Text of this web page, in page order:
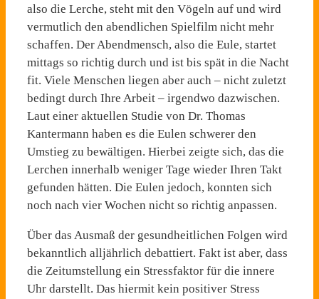
also die Lerche, steht mit den Vögeln auf und wird
vermutlich den abendlichen Spielfilm nicht mehr
schaffen. Der Abendmensch, also die Eule, startet
mittags so richtig durch und ist bis spät in die Nacht
fit. Viele Menschen liegen aber auch – nicht zuletzt
bedingt durch Ihre Arbeit – irgendwo dazwischen.
Laut einer aktuellen Studie von Dr. Thomas
Kantermann haben es die Eulen schwerer den
Umstieg zu bewältigen. Hierbei zeigte sich, das die
Lerchen innerhalb weniger Tage wieder Ihren Takt
gefunden hätten. Die Eulen jedoch, konnten sich
noch nach vier Wochen nicht so richtig anpassen.
Über das Ausmaß der gesundheitlichen Folgen wird
bekanntlich alljährlich debattiert. Fakt ist aber, dass
die Zeitumstellung ein Stressfaktor für die innere
Uhr darstellt. Das hiermit kein positiver Stress